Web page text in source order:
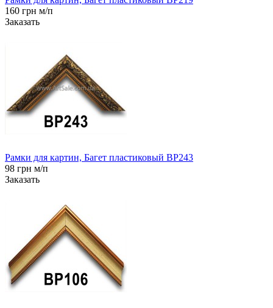
160 грн м/п
Заказать
Рамки для картин, Багет пластиковый BP243
98 грн м/п
Заказать